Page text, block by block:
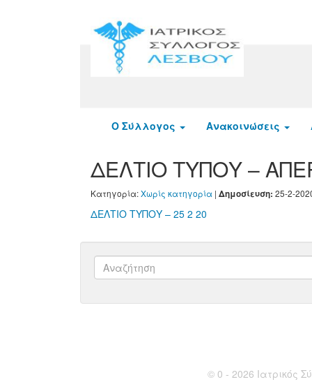
Ο Σύλλογος Ανακοινώσεις
ΔΕΛΤΙΟ ΤΥΠΟΥ –
Κατηγορία:Χωρίς κατηγορία | Δημοσίευση: 25-2-
ΔΕΛΤΙΟ ΤΥΠΟΥ – 25 2 20
© 0 - 2026 Ιατρικός